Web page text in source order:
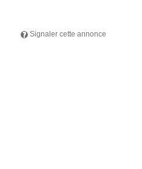
Signaler cette annonce